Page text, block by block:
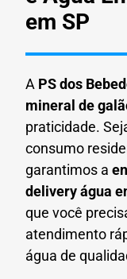
em SP
A PS dos
mineral de
praticidade.
consumo
garantimos a
delivery água
que você
atendimento
água de